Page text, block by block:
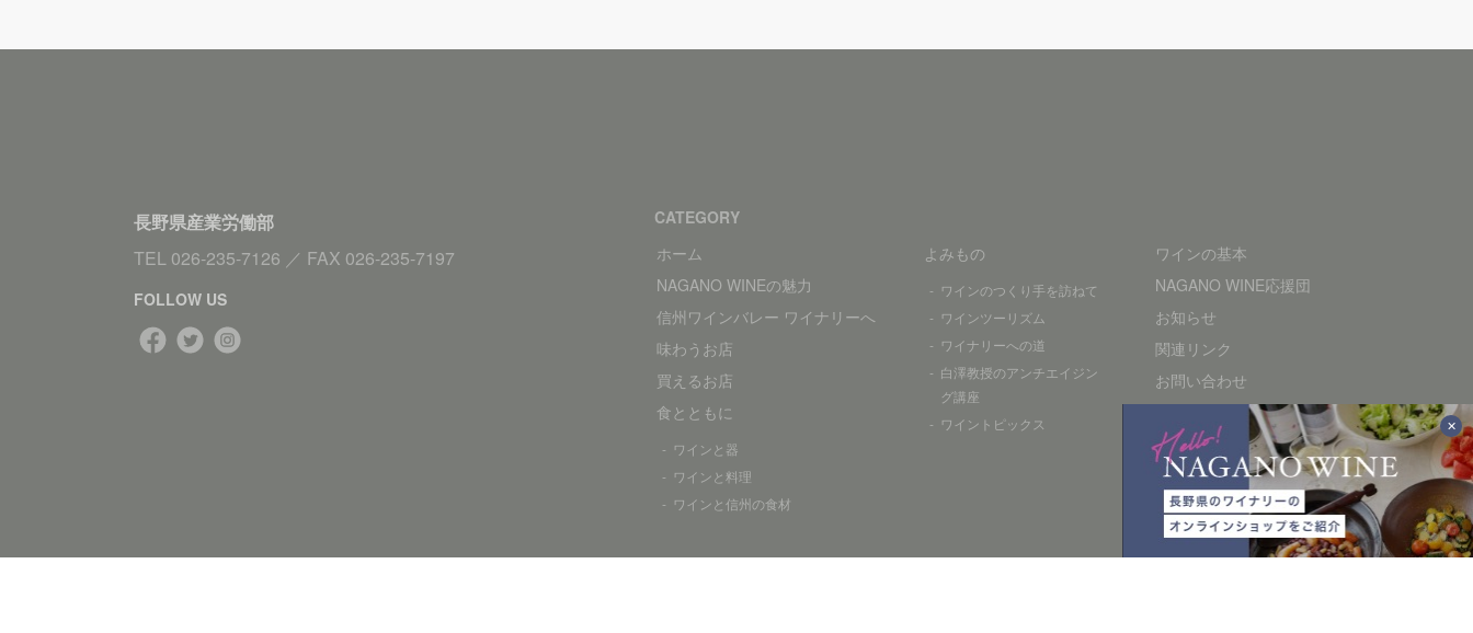
FOLLOW US
長野県産業労働部
TEL 026-235-7126 ／ FAX 026-235-7197
CATEGORY
ホーム
NAGANO WINEの魅力
信州ワインバレー ワイナリーへ
味わうお店
買えるお店
食とともに
ワインと器
ワインと料理
ワインと信州の食材
よみもの
ワインのつくり手を訪ねて
ワインツーリズム
ワイナリーへの道
白澤教授のアンチエイジン
グ講座
ワイントピックス
ワインの基本
NAGANO WINE応援団
お知らせ
関連リンク
お問い合わせ
プライバシーポリシー